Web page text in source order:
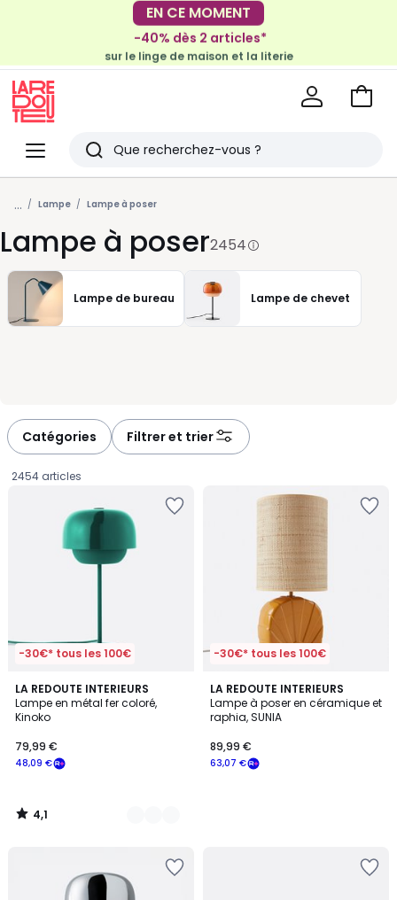
EN CE MOMENT
-30€ tous les 100€*
sur le meuble & la déco
-40% dès 2 articles*
sur le linge de maison et la literie
Menu
Redoute
Rechercher
Derniers
articles
vus
Voir
... Lampe Lampe à poser
Lampe à poser2454
Lampe de bureau Lampe de chevet
Catégories Filtrer et trier
2454 articles
-30€* tous les 100€
LA REDOUTE INTERIEURS
Lampe en métal fer coloré,
Kinoko
€
souscrivez
notre
programme
48,09 €
79,99 €
4,1
/ 5
4
Couleurs
4,1
/
-30€* tous les 100€
LA REDOUTE INTERIEURS
Lampe à poser en céramique et
raphia, SUNIA
63,07 €
89,99 €